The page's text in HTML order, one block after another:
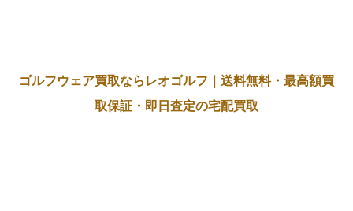
ゴルフウェア買取ならレオゴルフ｜送料無料・最高額買
取保証・即日査定の宅配買取